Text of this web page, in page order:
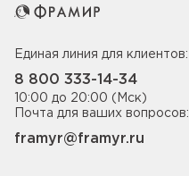
Единая линия для клиентов:
8 800 333-14-34
10:00 до 20:00 (Мск)
Почта для ваших вопросов:
framyr@framyr.ru